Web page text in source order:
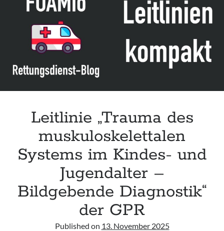
Leitlinie „Management of Hypercalcaemia in Adult Patients in the
Emergency Department“ der IAEM
Leitlinie „Behavioural Emergencies in Emergency Departments“ der IFEM
Leitlinie „Management of Acute Upper Gastrointestinal Bleeding in the
Emergency Department“ der IAEM
Leitlinie „Management of brief resolved unexplained events (BRUE) in
infants“ der CPS
Leitlinie „Trauma des
muskuloskelettalen
Systems im Kindes- und
Jugendalter –
Bildgebende Diagnostik“
der GPR
Published on 13. November 2025